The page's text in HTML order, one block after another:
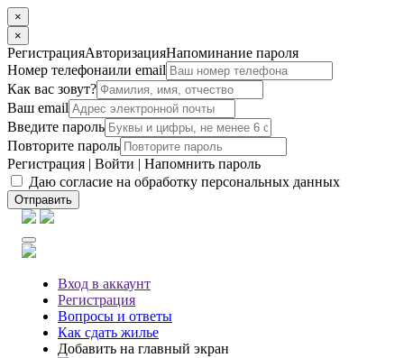
×
×
РегистрацияАвторизацияНапоминание пароля
Номер телефонаили email
Как вас зовут?
Ваш email
Введите пароль
Повторите пароль
Регистрация | Войти | Напомнить пароль
Даю согласие на обработку персональных данных
Отправить
Вход в аккаунт
Регистрация
Вопросы и ответы
Как сдать жилье
Добавить на главный экран